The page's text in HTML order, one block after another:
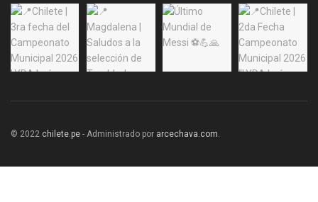
© 2022 chilete.pe - Administrado por arcechava.com